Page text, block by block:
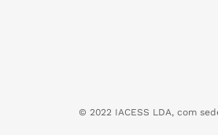
© 2022 IACESS LDA, com